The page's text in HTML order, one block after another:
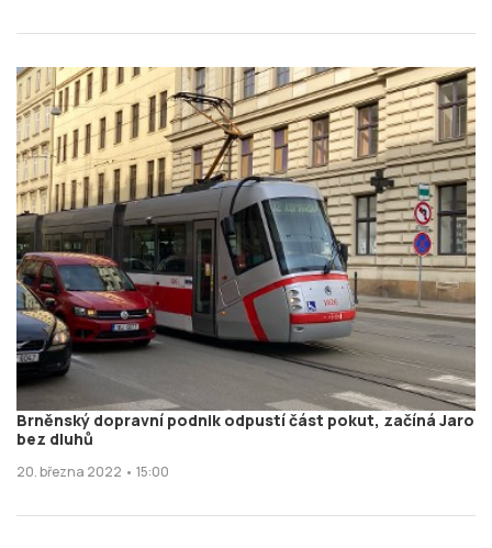
Brněnský dopravní podnik odpustí část pokut, začíná Jaro
bez dluhů
20. března 2022 • 15:00